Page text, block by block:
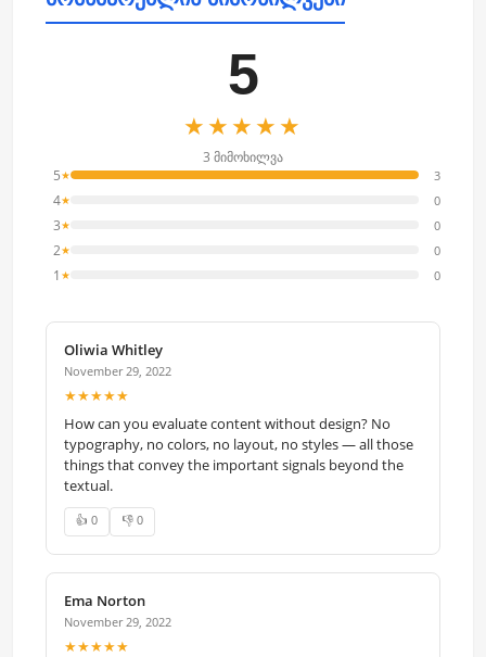
5
★★★★★
3 მიმოხილვა
5★ 3
4★ 0
3★ 0
2★ 0
1 ★ 0
Oliwia Whitley
November 29, 2022
★★★★★
How can you evaluate content without design? No
typography, no colors, no layout, no styles — all those
things that convey the important signals beyond the
textual.
👍 0 👎 0
Ema Norton
November 29, 2022
★★★★★